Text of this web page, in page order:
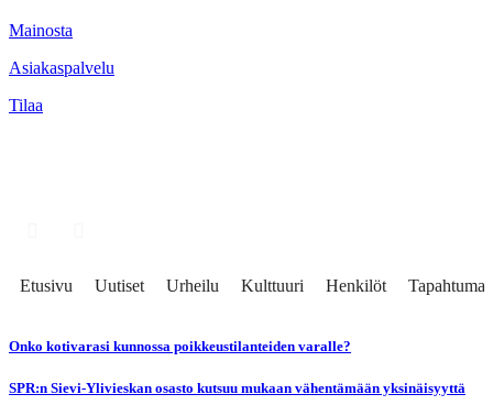
Mainosta
Asiakaspalvelu
Tilaa
Etusivu Uutiset Urheilu Kulttuuri Henkilöt Tapahtumat
Onko kotivarasi kunnossa poikkeustilanteiden varalle?
SPR:n Sievi-Ylivieskan osasto kutsuu mukaan vähentämään yksinäisyyttä